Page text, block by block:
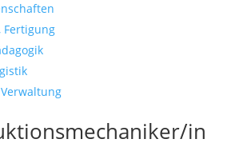
Fertigung
in